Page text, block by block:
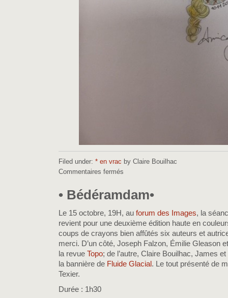
Filed under: * en vrac by Claire Bouilhac
Commentaires fermés
Interventions
scolaires
• Bédéramdam•
Le 15 octobre, 19H, au forum des Images, la
revient pour une deuxième édition haute en
coups de crayons bien affûtés six auteurs et
merci. D’un côté, Joseph Falzon, Émilie Gleason
la revue Topo; de l’autre, Claire Bouilhac, James
la bannière de Fluide Glacial. Le tout présenté de
Texier.
Durée : 1h30